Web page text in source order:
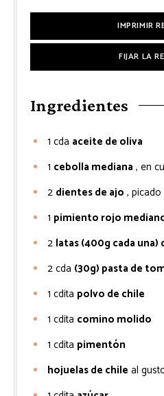
IMPRIMIR
FIJAR LA
Ingredientes
1 cda aceite de oliva
1 cebolla mediana , en
2 dientes de ajo , picado
1 pimiento rojo
2 latas (400g cada
2cda (30g) pasta de
1 cdita polvo de chile
1 cdita comino molido
1 cdita pimentón
hojuelas de chile al